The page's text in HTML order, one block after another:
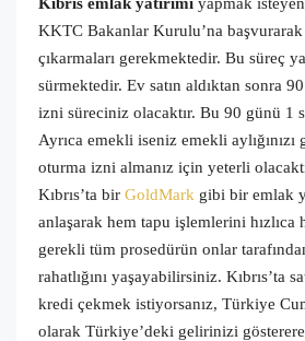
KKTC Bakanlar Kurulu’na başvurarak
çıkarmaları gerekmektedir. Bu süreç
sürmektedir. Ev satın aldıktan sonra
izni süreciniz olacaktır. Bu 90 günü 1
Ayrıca emekli iseniz emekli aylığınızı
oturma izni almanız için yeterli
Kıbrıs’ta bir GoldMark gibi bir emlak
anlaşarak hem tapu işlemlerini hızlıca
gerekli tüm prosedürün onlar
rahatlığını yaşayabilirsiniz. Kıbrıs’ta
kredi çekmek istiyorsanız, Türkiye
olarak Türkiye’deki gelirinizi